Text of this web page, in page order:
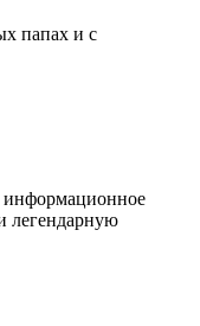
папах и с
информационное
легендарную